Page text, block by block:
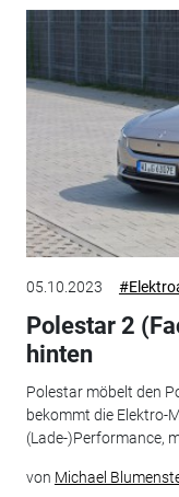
05.10.2023
Polestar 2
hinten
Polestar möbelt den
bekommt die Elektro-
(Lade-)Performance,
von Michael